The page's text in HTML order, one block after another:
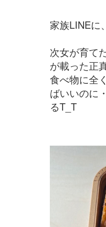
家族LINEに
次女が育て
が載った正
食べ物に全
ばいいのに
るT_T